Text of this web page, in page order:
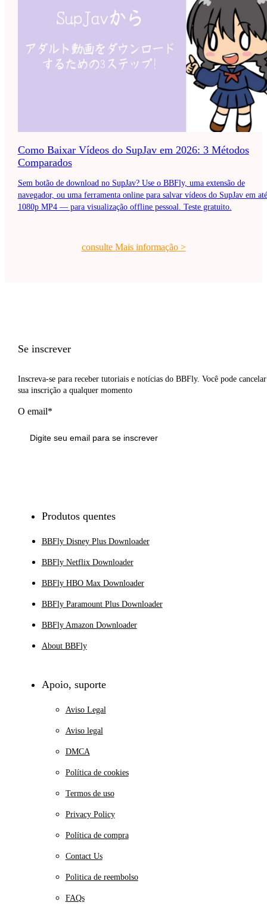
Como Baixar Vídeos do SupJav em 2026: 3 Métodos
Comparados
Sem botão de download no SupJav? Use o BBFly, uma extensão de
navegador, ou uma ferramenta online para salvar vídeos do SupJav em até
1080p MP4 — para visualização offline pessoal. Teste gratuito.
consulte Mais informação>
Se inscrever
Inscreva-se para receber tutoriais e notícias do BBFly. Você pode cancelar
sua inscrição a qualquer momento
O email*
Produtos quentes
BBFly Disney Plus Downloader
BBFly Netflix Downloader
BBFly HBO Max Downloader
BBFly Paramount Plus Downloader
BBFly Amazon Downloader
About BBFly
Apoio, suporte
Aviso Legal
Aviso legal
DMCA
Política de cookies
Termos de uso
Privacy Policy
Política de compra
Contact Us
Politica de reembolso
FAQs